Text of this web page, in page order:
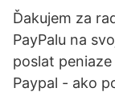
Ďakujem za
PayPalu na
poslat
Paypal - ako